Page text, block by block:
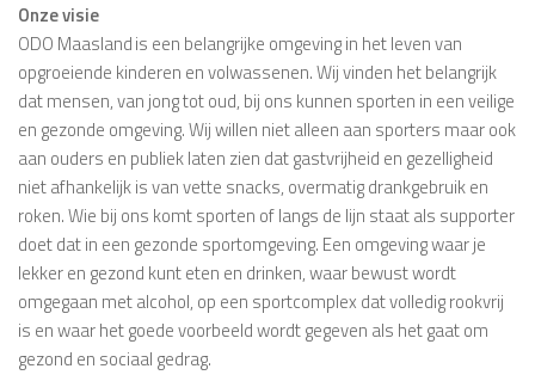
Onze visie
ODO Maasland is een belangrijke omgeving in het leven van
opgroeiende kinderen en volwassenen. Wij vinden het belangrijk
dat mensen, van jong tot oud, bij ons kunnen sporten in een veilige
en gezonde omgeving. Wij willen niet alleen aan sporters maar ook
aan ouders en publiek laten zien dat gastvrijheid en gezelligheid
niet afhankelijk is van vette snacks, overmatig drankgebruik en
roken. Wie bij ons komt sporten of langs de lijn staat als supporter
doet dat in een gezonde sportomgeving. Een omgeving waar je
lekker en gezond kunt eten en drinken, waar bewust wordt
omgegaan met alcohol, op een sportcomplex dat volledig rookvrij
is en waar het goede voorbeeld wordt gegeven als het gaat om
gezond en sociaal gedrag.